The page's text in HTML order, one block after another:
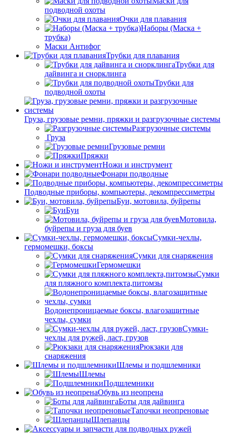
подводной охоты
Очки для плавания
Наборы (Маска +
трубка)
Маски Антифог
Трубки для плавания
Трубки для
дайвинга и снорклинга
Трубки для
подводной охоты
Груза, грузовые ремни, пряжки и разгрузочные системы
Разгрузочные системы
Груза
Грузовые ремни
Пряжки
Ножи и инструмент
Фонари подводные
Подводные приборы, компьютеры, декомпрессиметры
Буи, мотовила, буйрепы
Буи
Мотовила,
буйрепы и груза для буев
Сумки-чехлы,
гермомешки, боксы
Сумки для снаряжения
Гермомешки
Сумки
для пляжного комплекта,питомзы
Водонепроницаемые боксы, влагозащитные
чехлы, сумки
Сумки-
чехлы для ружей, ласт, грузов
Рюкзаки для
снаряжения
Шлемы и подшлемники
Шлемы
Подшлемники
Обувь из неопрена
Боты для дайвинга
Тапочки неопреновые
Шлепанцы